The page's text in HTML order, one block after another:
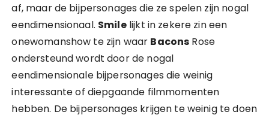
af, maar de bijpersonages die ze spelen zijn nogal
eendimensionaal. Smilelijkt in zekere zin een
onewomanshow te zijn waar Bacons Rose
ondersteund wordt door de nogal
eendimensionale bijpersonages die weinig
interessante of diepgaande filmmomenten
hebben. De bijpersonages krijgen te weinig te doen